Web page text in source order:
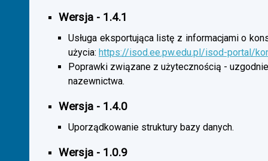
Wersja - 1.4.1
Usługa eksportująca listę z informacjami o
użycia: https://isod.ee.pw.edu.pl/isod-portal/
Poprawki związane z użytecznością -
nazewnictwa.
Wersja - 1.4.0
Uporządkowanie struktury bazy danych.
Wersja - 1.0.9